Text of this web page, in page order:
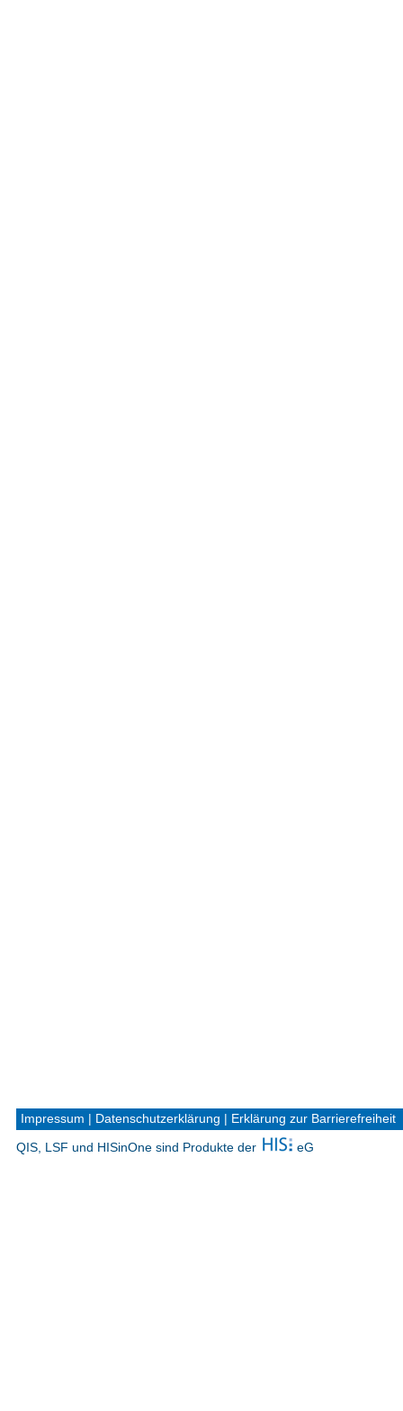
Impressum Datenschutzerklärung Erklärung zur Barrierefreiheit
QIS, LSF und HISinOne sind Produkte der eG